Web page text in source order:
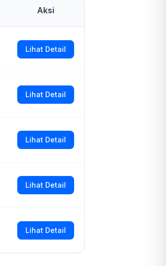
Aksi
Lihat Detail
Lihat Detail
Lihat Detail
Lihat Detail
Lihat Detail